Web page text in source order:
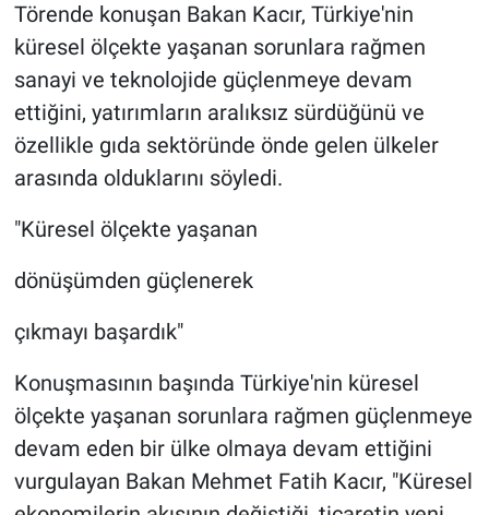
Törende konuşan Bakan Kacır, Türkiye'nin
küresel ölçekte yaşanan sorunlara rağmen
sanayi ve teknolojide güçlenmeye devam
ettiğini, yatırımların aralıksız sürdüğünü ve
özellikle gıda sektöründe önde gelen ülkeler
arasında olduklarını söyledi.
"Küresel ölçekte yaşanan
dönüşümden güçlenerek
çıkmayı başardık"
Konuşmasının başında Türkiye'nin küresel
ölçekte yaşanan sorunlara rağmen güçlenmeye
devam eden bir ülke olmaya devam ettiğini
vurgulayan Bakan Mehmet Fatih Kacır, "Küresel